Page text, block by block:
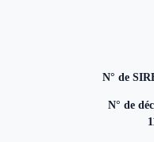
N° de
N° de